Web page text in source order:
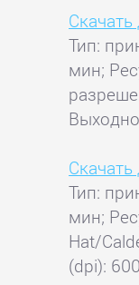
Тип:
мин;
Тип:
мин;
Hat/
(dpi):